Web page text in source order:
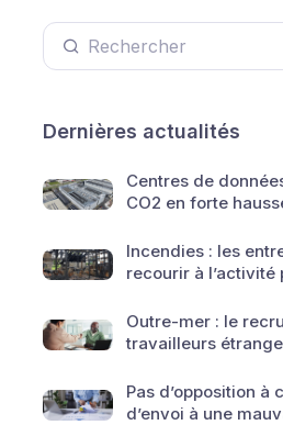
Dernières actualités
Centres de
CO2 en forte
Incendies : les
recourir à l’activité
Outre-mer : le
travailleurs
Pas d’opposition
d’envoi à une